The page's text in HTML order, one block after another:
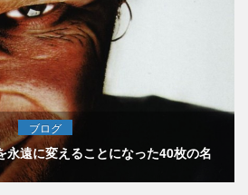
ブログ
永遠に変えることになった40枚の名